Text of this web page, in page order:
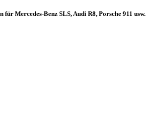
Mercedes-Benz SLS, Audi R8, Porsche 911 usw.